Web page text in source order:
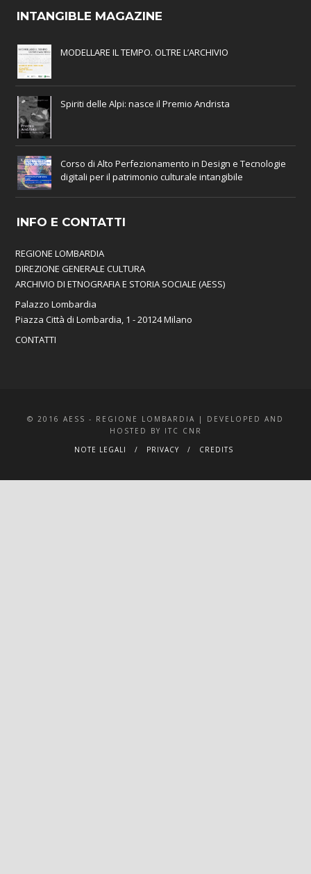
INTANGIBLE MAGAZINE
MODELLARE IL TEMPO. OLTRE L’ARCHIVIO
Spiriti delle Alpi: nasce il Premio Andrista
Corso di Alto Perfezionamento in Design e Tecnologie
digitali per il patrimonio culturale intangibile
INFO E CONTATTI
REGIONE LOMBARDIA
DIREZIONE GENERALE CULTURA
ARCHIVIO DI ETNOGRAFIA E STORIA SOCIALE (AESS)
Palazzo Lombardia
Piazza Città di Lombardia, 1 - 20124 Milano
CONTATTI
© 2016 AESS - REGIONE LOMBARDIA | DEVELOPED AND
HOSTED BY ITC CNR
NOTE LEGALI
PRIVACY CREDITS